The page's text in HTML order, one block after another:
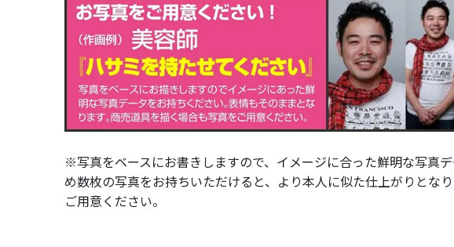
※写真をベースにお書きしますので、イメージに合った鮮明な写真
め数枚の写真をお持ちいただけると、より本人に似た仕上がりとな
ご用意ください。